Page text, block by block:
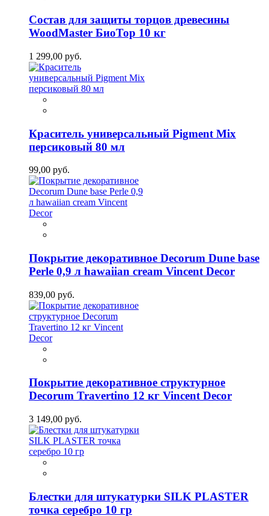
Состав для защиты торцов древесины
WoodMaster БиоТор 10 кг
1 299,00 руб.
Краситель универсальный Pigment Mix
персиковый 80 мл
99,00 руб.
Покрытие декоративное Decorum Dune base
Perle 0,9 л hawaiian cream Vincent Decor
839,00 руб.
Покрытие декоративное структурное
Decorum Travertino 12 кг Vincent Decor
3 149,00 руб.
Блестки для штукатурки SILK PLASTER
точка серебро 10 гр